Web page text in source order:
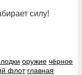
силу!
оружие чёрное
флот главная